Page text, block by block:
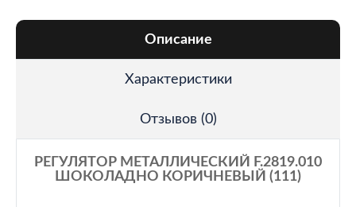
Описание
Характеристики
Отзывов (0)
РЕГУЛЯТОР МЕТАЛЛИЧЕСКИЙ F.2819.010
ШОКОЛАДНО КОРИЧНЕВЫЙ (111)